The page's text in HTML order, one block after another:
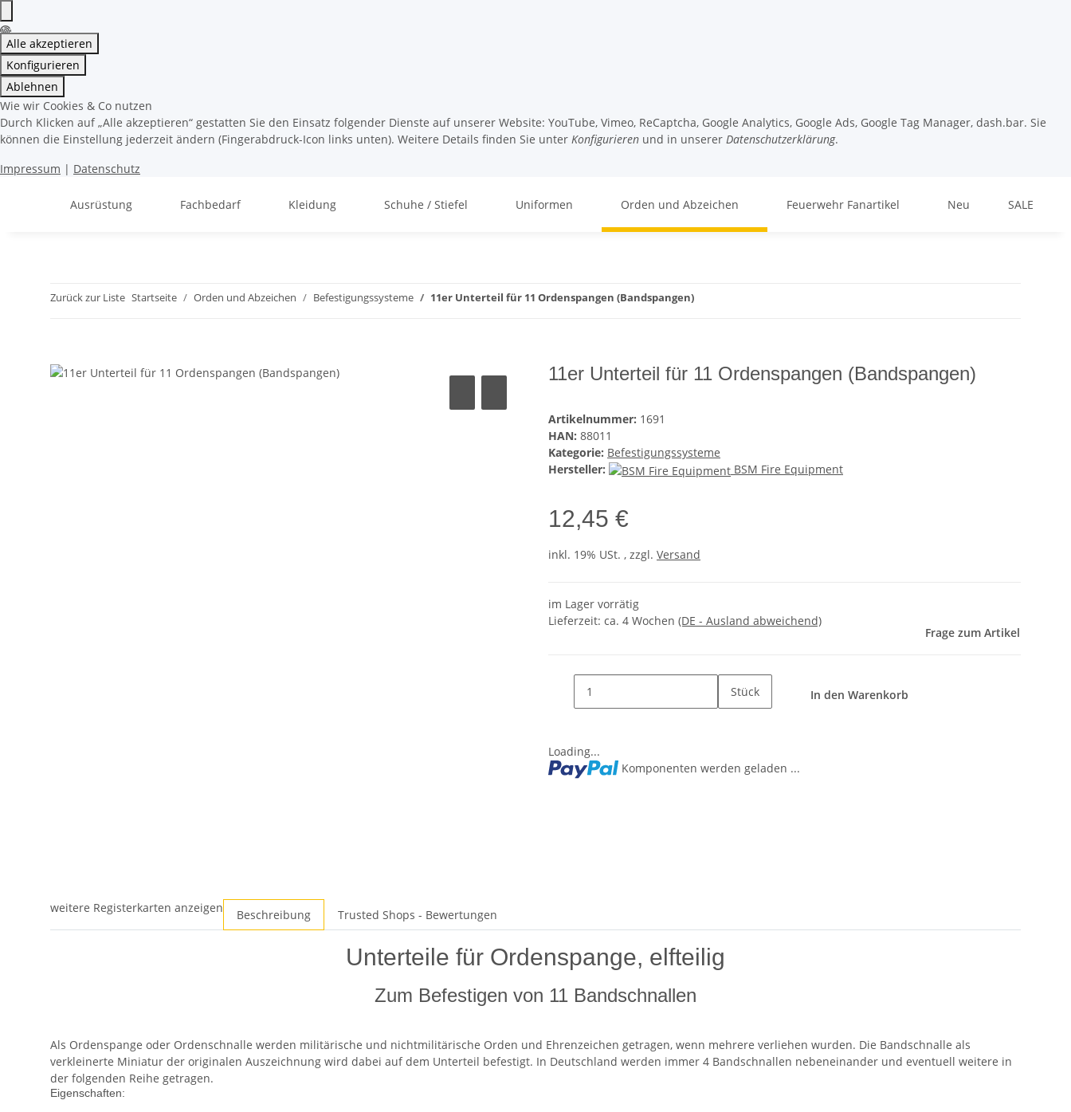
Alle akzeptieren
Konfigurieren
Ablehnen
Wie wir Cookies & Co nutzen
Durch Klicken auf „Alle akzeptieren“ gestatten Sie den Einsatz folgender Dienste auf unserer Website: YouTube, Vimeo, ReCaptcha, Google Analytics, Google Ads, Google Tag Manager, dash.bar. Sie
können die Einstellung jederzeit ändern (Fingerabdruck-Icon links unten). Weitere Details finden Sie unter Konfigurieren und in unserer Datenschutzerklärung.
Impressum | Datenschutz
Ausrüstung Fachbedarf Kleidung Schuhe / Stiefel Uniformen Orden und Abzeichen Feuerwehr Fanartikel Neu SALE
Zurück zur Liste Startseite Orden und Abzeichen Befestigungssysteme 11er Unterteil für 11 Ordenspangen (Bandspangen)
11er Unterteil für 11 Ordenspangen (Bandspangen)
Artikelnummer: 1691
HAN: 88011
Kategorie: Befestigungssysteme
Hersteller:
BSM Fire Equipment
12,45 €
inkl. 19% USt. , zzgl. Versand
im Lager vorrätig
Lieferzeit: ca. 4 Wochen (DE - Ausland abweichend)
Frage zum Artikel
Stück In den Warenkorb
Loading...
Komponenten werden geladen ...
weitere Registerkarten anzeigen Beschreibung Trusted Shops - Bewertungen
Unterteile für Ordenspange, elfteilig
Zum Befestigen von 11 Bandschnallen
Als Ordenspange oder Ordenschnalle werden militärische und nichtmilitärische Orden und Ehrenzeichen getragen, wenn mehrere verliehen wurden. Die Bandschnalle als
verkleinerte Miniatur der originalen Auszeichnung wird dabei auf dem Unterteil befestigt. In Deutschland werden immer 4 Bandschnallen nebeneinander und eventuell weitere in
der folgenden Reihe getragen.
Eigenschaften: